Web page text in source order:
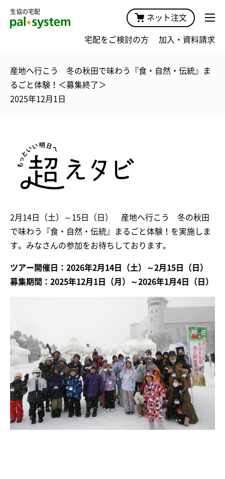
生協の宅配
ネット注文
宅配をご検討の方 加入・資料請求
産地へ行こう 冬の秋田で味わう『食・自然・伝統』ま
るごと体験！＜募集終了＞
2025年12月1日
2月14日（土）～15日（日） 産地へ行こう 冬の秋田
で味わう『食・自然・伝統』まるごと体験！を実施しま
す。みなさんの参加をお待ちしております。
ツアー開催日：2026年2月14日（土）～2月15日（日）
募集期間：2025年12月1日（月）～2026年1月4日（日）